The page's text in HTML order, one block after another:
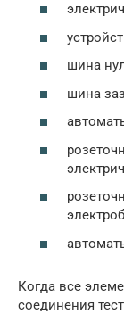
шина
шина
Когда все
соединения